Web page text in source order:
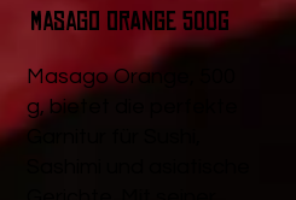
Masago Orange 500g
Masago Orange, 500
g, bietet die perfekte
Garnitur für Sushi,